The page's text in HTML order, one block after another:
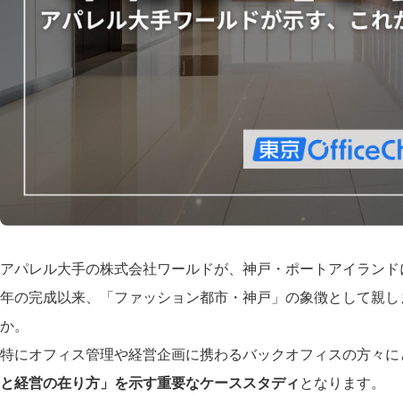
アパレル大手の株式会社ワールドが、神戸・ポートアイラン
年の完成以来、「ファッション都市・神戸」の象徴として親
か。
特にオフィス管理や経営企画に携わるバックオフィスの方々
と経営の在り方」を示す重要なケーススタディとなります。